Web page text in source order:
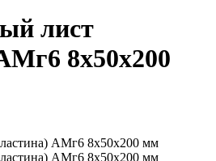
лист
8х50х200